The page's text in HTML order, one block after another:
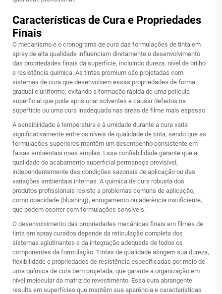
Características de Cura e Propriedades
Finais
O mecanismo e o cronograma de cura das formulações de tinta em
spray de alta qualidade influenciam diretamente o desenvolvimento
das propriedades finais da superfície, incluindo dureza, nível de brilho
e resistência química. As tintas premium são projetadas com
sistemas de cura que desenvolvem essas propriedades de forma
gradual e uniforme, evitando a formação rápida de uma película
superficial que pode aprisionar solventes e causar defeitos na
superfície ou uma cura inadequada nas áreas de filme mais espesso.
A sensibilidade à temperatura e à umidade durante a cura varia
significativamente entre os níveis de qualidade de tinta, sendo que as
formulações superiores mantêm um desempenho consistente em
faixas ambientais mais amplas. Essa confiabilidade garante que a
qualidade do acabamento superficial permaneça previsível,
independentemente das condições sazonais de aplicação ou das
variações ambientais internas. A química de cura robusta dos
produtos profissionais resiste a problemas comuns de aplicação,
como opacidade (blushing), enrugamento ou aderência insuficiente,
que podem ocorrer com formulações sensíveis.
O desenvolvimento das propriedades mecânicas finais em filmes de
tinta em spray curados depende da reticulação completa dos
sistemas aglutinantes e da integração adequada de todos os
componentes da formulação. Tintas de qualidade atingem sua dureza,
flexibilidade e propriedades de resistência especificadas por meio de
uma química de cura bem projetada, que garante a organização em
nível molecular da matriz do revestimento. Essa cura abrangente
resulta em superfícies que mantêm sua aparência e características